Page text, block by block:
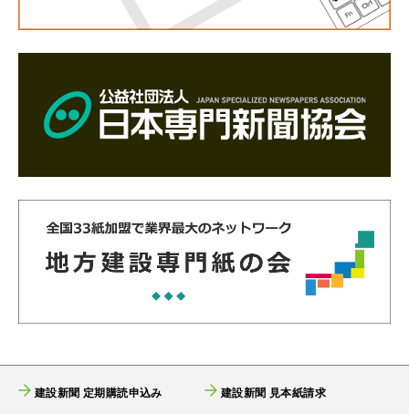
建設新聞 定期購読申込み 建設新聞 見本紙請求